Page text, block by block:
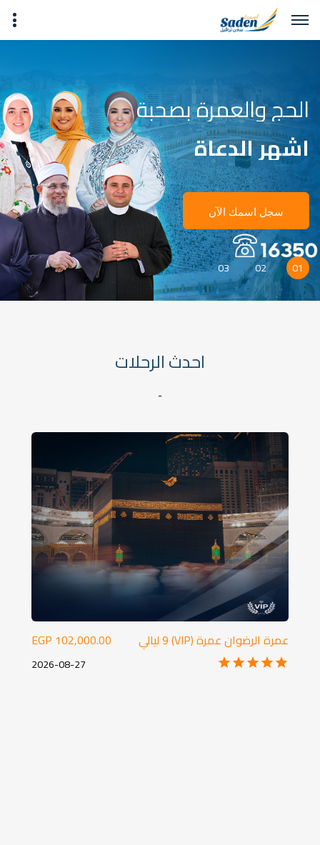
حج القرعة السياحي
مع سادن ترافيل
احجز الآن
01
02
03
احدث الرحلات
-
عمرة الرضوان عمرة (VIP) 9 ليالي 102,000.00 EGP
2026-08-27